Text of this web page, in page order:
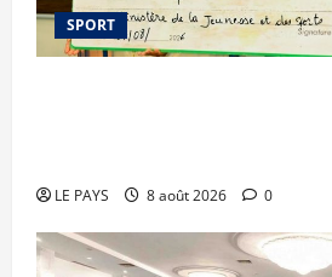
SPORT
LE PAYS 8 août 2026 0